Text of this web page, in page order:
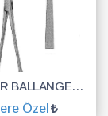
FOERSTER BALLANGER KLEMP DİZSİZ DÜZ 18CM
Özel